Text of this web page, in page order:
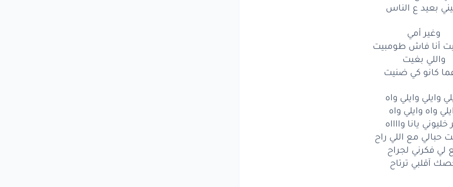
tranquille
واشكاندير
ليوم
la venir
لعندي
يعوضولينا
واه
ياناواااا
بعيد ع الناس
وغير أمي
أنا فاش طومبيت
واللي بغيت
كانو كي ضنيت
وايلي وايلي واه
واه وايلي واه
خليوني يانا وااااه
مع اللي راح
لي فكرني لجراح
آقلبي ترتاح